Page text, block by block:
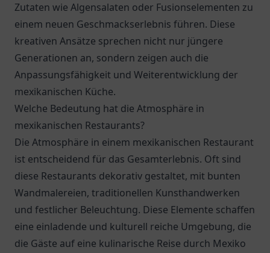
Zutaten wie Algensalaten oder Fusionselementen zu
einem neuen Geschmackserlebnis führen. Diese
kreativen Ansätze sprechen nicht nur jüngere
Generationen an, sondern zeigen auch die
Anpassungsfähigkeit und Weiterentwicklung der
mexikanischen Küche.
Welche Bedeutung hat die Atmosphäre in
mexikanischen Restaurants?
Die Atmosphäre in einem mexikanischen Restaurant
ist entscheidend für das Gesamterlebnis. Oft sind
diese Restaurants dekorativ gestaltet, mit bunten
Wandmalereien, traditionellen Kunsthandwerken
und festlicher Beleuchtung. Diese Elemente schaffen
eine einladende und kulturell reiche Umgebung, die
die Gäste auf eine kulinarische Reise durch Mexiko